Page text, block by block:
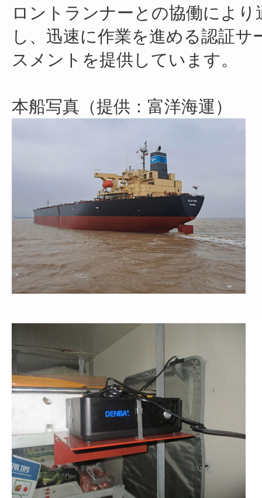
ロントランナーとの協働によ
し、迅速に作業を進める認証
スメントを提供しています。
本船写真（提供：富洋海運）